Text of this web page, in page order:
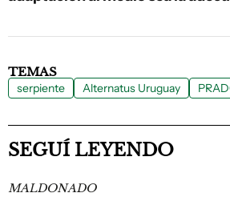
TEMAS
serpiente Alternatus Uruguay
SEGUÍ LEYENDO
MALDONADO